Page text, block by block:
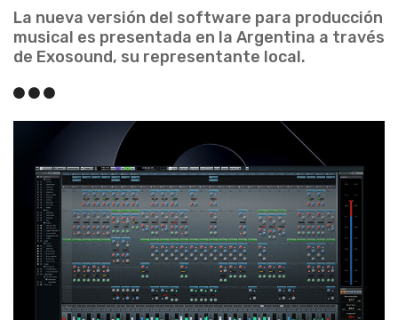
La nueva versión del software para producción
musical es presentada en la Argentina a través
de Exosound, su representante local.